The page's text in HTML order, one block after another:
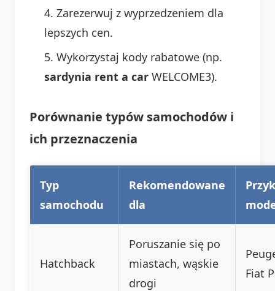
Zarezerwuj z wyprzedzeniem dla
lepszych cen.
Wykorzystaj kody rabatowe (np.
sardynia rent a car WELCOME3).
Porównanie typów samochodów i
ich przeznaczenia
Typ
samochodu
Rekomendowane
dla
Hatchback
Poruszanie się po
miastach, wąskie
drogi
Fiat